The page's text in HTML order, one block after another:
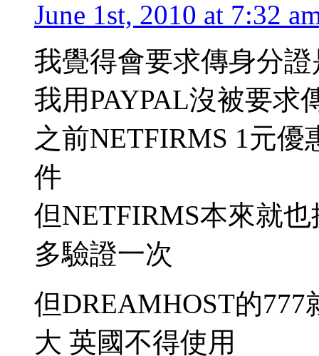
June 1st, 2010 at 7:32
我覺得會要求傳身分
我用PAYPAL沒被要求
之前NETFIRMS 1元優
件
但NETFIRMS本來就
多驗證一次
但DREAMHOST的
大 英國不得使用